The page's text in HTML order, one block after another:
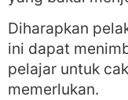
Diharapkan
ini dapat
pelajar untuk
memerlukan.